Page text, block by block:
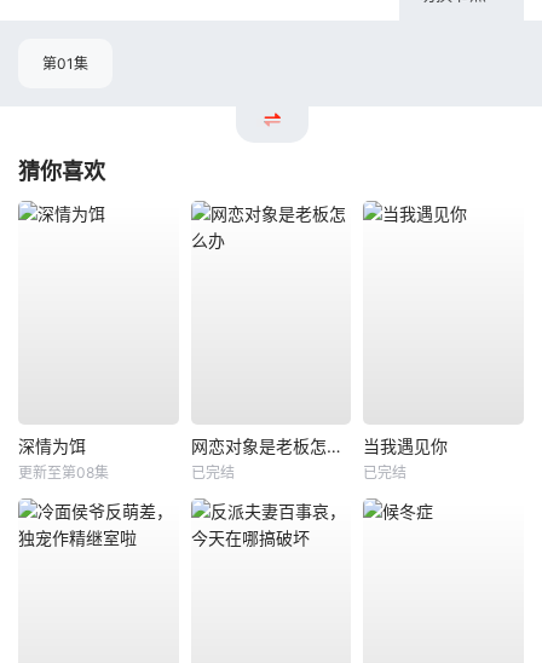
第01集
猜你喜欢
深情为饵
更新至第08集
网恋对象是老板怎么办
已完结
当我遇见你
已完结